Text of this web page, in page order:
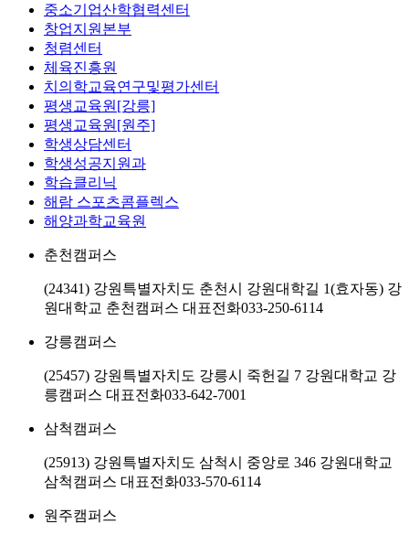
중소기업산학협력센터
창업지원본부
청렴센터
체육진흥원
치의학교육연구및평가센터
평생교육원[강릉]
평생교육원[원주]
학생상담센터
학생성공지원과
학습클리닉
해람 스포츠콤플렉스
해양과학교육원
춘천캠퍼스
(24341) 강원특별자치도 춘천시 강원대학길 1(효자동) 강
원대학교 춘천캠퍼스 대표전화033-250-6114
강릉캠퍼스
(25457) 강원특별자치도 강릉시 죽헌길 7 강원대학교 강
릉캠퍼스 대표전화033-642-7001
삼척캠퍼스
(25913) 강원특별자치도 삼척시 중앙로 346 강원대학교
삼척캠퍼스 대표전화033-570-6114
원주캠퍼스